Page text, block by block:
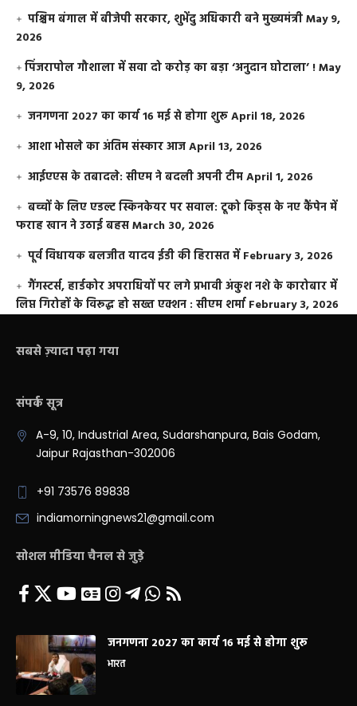
पश्चिम बंगाल में बीजेपी सरकार, शुभेंदु अधिकारी बने मुख्यमंत्रीMay 9,
2026
​पिंजरापोल गौशाला में सवा दो करोड़ का बड़ा ‘अनुदान घोटाला’ !May
9, 2026
जनगणना 2027 का कार्य 16 मई से होगा शुरूApril 18, 2026
आशा भोसले का अंतिम संस्कार आजApril 13, 2026
आईएएस के तबादले: सीएम ने बदली अपनी टीमApril 1, 2026
बच्चों के लिए एडल्ट स्किनकेयर पर सवाल: टूको किड्स के नए कैंपेन में
फराह खान ने उठाई बहसMarch 30, 2026
पूर्व विधायक बलजीत यादव ईडी की हिरासत में February 3, 2026
गैंगस्टर्स, हार्डकोर अपराधियों पर लगे प्रभावी अंकुश नशे के कारोबार में
लिप्त गिरोहों के विरूद्ध हो सख्त एक्शन : सीएम शर्मा February 3, 2026
सबसे ज़्यादा पढ़ा गया
संपर्क सूत्र
A-9, 10, Industrial Area, Sudarshanpura, Bais Godam,
Jaipur Rajasthan-302006
+91 73576 89838
indiamorningnews21@gmail.com
सोशल मीडिया चैनल से जुड़े
जनगणना 2027 का कार्य 16 मई से होगा शुरू
भारत